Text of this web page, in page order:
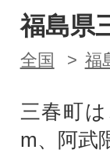
福島県
全国 福
三春町
m、阿武